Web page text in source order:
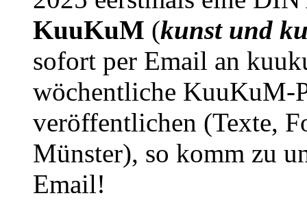
KuuKuM (kunst und
sofort per Email an
wöchentliche KuuKuM-
veröffentlichen (Texte,
Münster), so komm zu
Email!